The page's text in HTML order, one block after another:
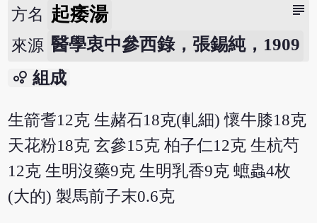
subject
方名 起痿湯
來源 醫學衷中參西錄，張錫純，1909
bubble_chart 組成
生箭耆12克 生赭石18克(軋細) 懷牛膝18克
天花粉18克 玄參15克 柏子仁12克 生杭芍
12克 生明沒藥9克 生明乳香9克 蟅蟲4枚
(大的) 製馬前子末0.6克